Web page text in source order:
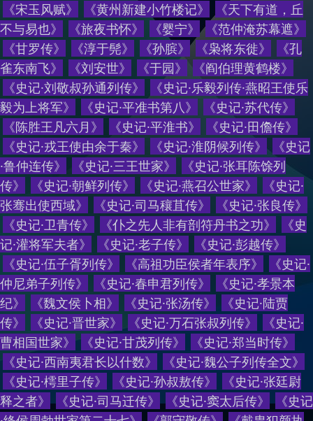
《宋玉风赋》 《黄州新建小竹楼记》 《天下有道，丘
不与易也》 《旅夜书怀》 《婴宁》 《范仲淹苏幕遮》
《甘罗传》 《淳于髡》 《孙膑》 《枭将东徙》 《孔
雀东南飞》 《刘安世》 《于园》 《阎伯理黄鹤楼》
《史记·刘敬叔孙通列传》 《史记·乐毅列传·燕昭王使乐
毅为上将军》 《史记·平准书第八》 《史记·苏代传》
《陈胜王凡六月 》 《史记·平淮书》 《史记·田儋传》
《史记·戎王使由余于秦》 《史记·淮阴候列传》 《史记
·鲁仲连传》 《史记·三王世家》 《史记·张耳陈馀列
传》 《史记·朝鲜列传》 《史记·燕召公世家》 《史记·
张骞出使西域》 《史记·司马穰苴传》 《史记·张良传》
《史记·卫青传》 《仆之先人非有剖符丹书之功》 《史
记·灌将军夫者》 《史记·老子传》 《史记·彭越传》
《史记·伍子胥列传》 《高祖功臣侯者年表序》 《史记·
仲尼弟子列传》 《史记·春申君列传》 《史记·孝景本
纪》 《魏文侯卜相》 《史记·张汤传》 《史记·陆贾
传》 《史记·晋世家》 《史记·万石张叔列传》 《史记·
曹相国世家》 《史记·甘茂列传》 《史记·郑当时传》
《史记·西南夷君长以什数》 《史记·魏公子列传全文》
《史记·樗里子传》 《史记·孙叔敖传》 《史记·张廷尉
释之者》 《史记·司马迁传》 《史记·窦太后传》 《史记